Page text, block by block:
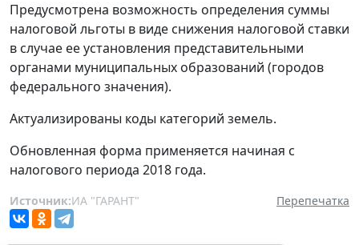
Предусмотрена возможность определения суммы
налоговой льготы в виде снижения налоговой ставки
в случае ее установления представительными
органами муниципальных образований (городов
федерального значения).
Актуализированы коды категорий земель.
Обновленная форма применяется начиная с
налогового периода 2018 года.
Источник:ИА "ГАРАНТ" Перепечатка